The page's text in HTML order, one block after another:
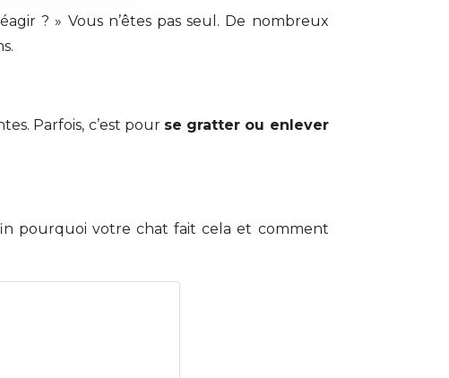
? » Vous n’êtes pas seul. De nombreux
Parfois, c’est pour se gratter ou enlever
pourquoi votre chat fait cela et comment